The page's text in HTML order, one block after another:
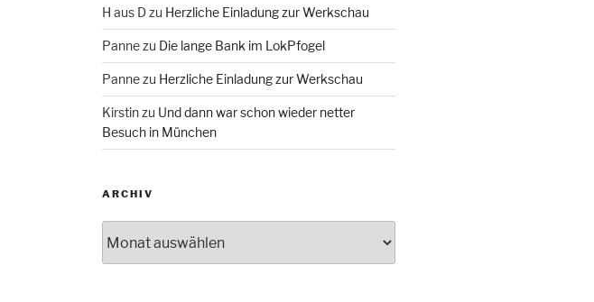
H aus Dzu Herzliche Einladung zur Werkschau
Pannezu Die lange Bank im LokPfogel
Pannezu Herzliche Einladung zur Werkschau
Kirstinzu Und dann war schon wieder netter
Besuch in München
ARCHIV